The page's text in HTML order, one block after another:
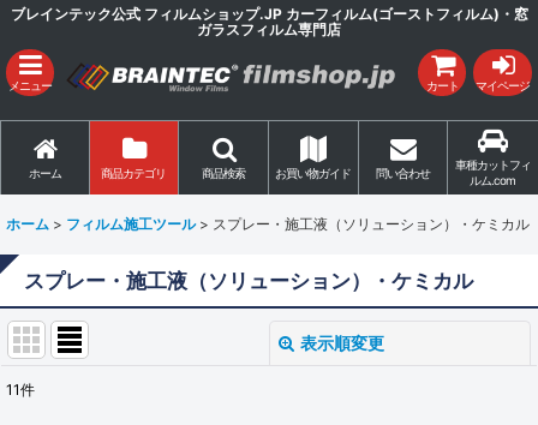
ブレインテック公式 フィルムショップ.JP カーフィルム(ゴーストフィルム)・窓
ガラスフィルム専門店
メニュー カート マイページ
ホーム 商品カテゴリ 商品検索 お買い物ガイド 問い合わせ
車種カットフィ
ルム.com
ホーム > フィルム施工ツール > スプレー・施工液（ソリューション）・ケミカル
スプレー・施工液（ソリューション）・ケミカル
表示順変更
11件